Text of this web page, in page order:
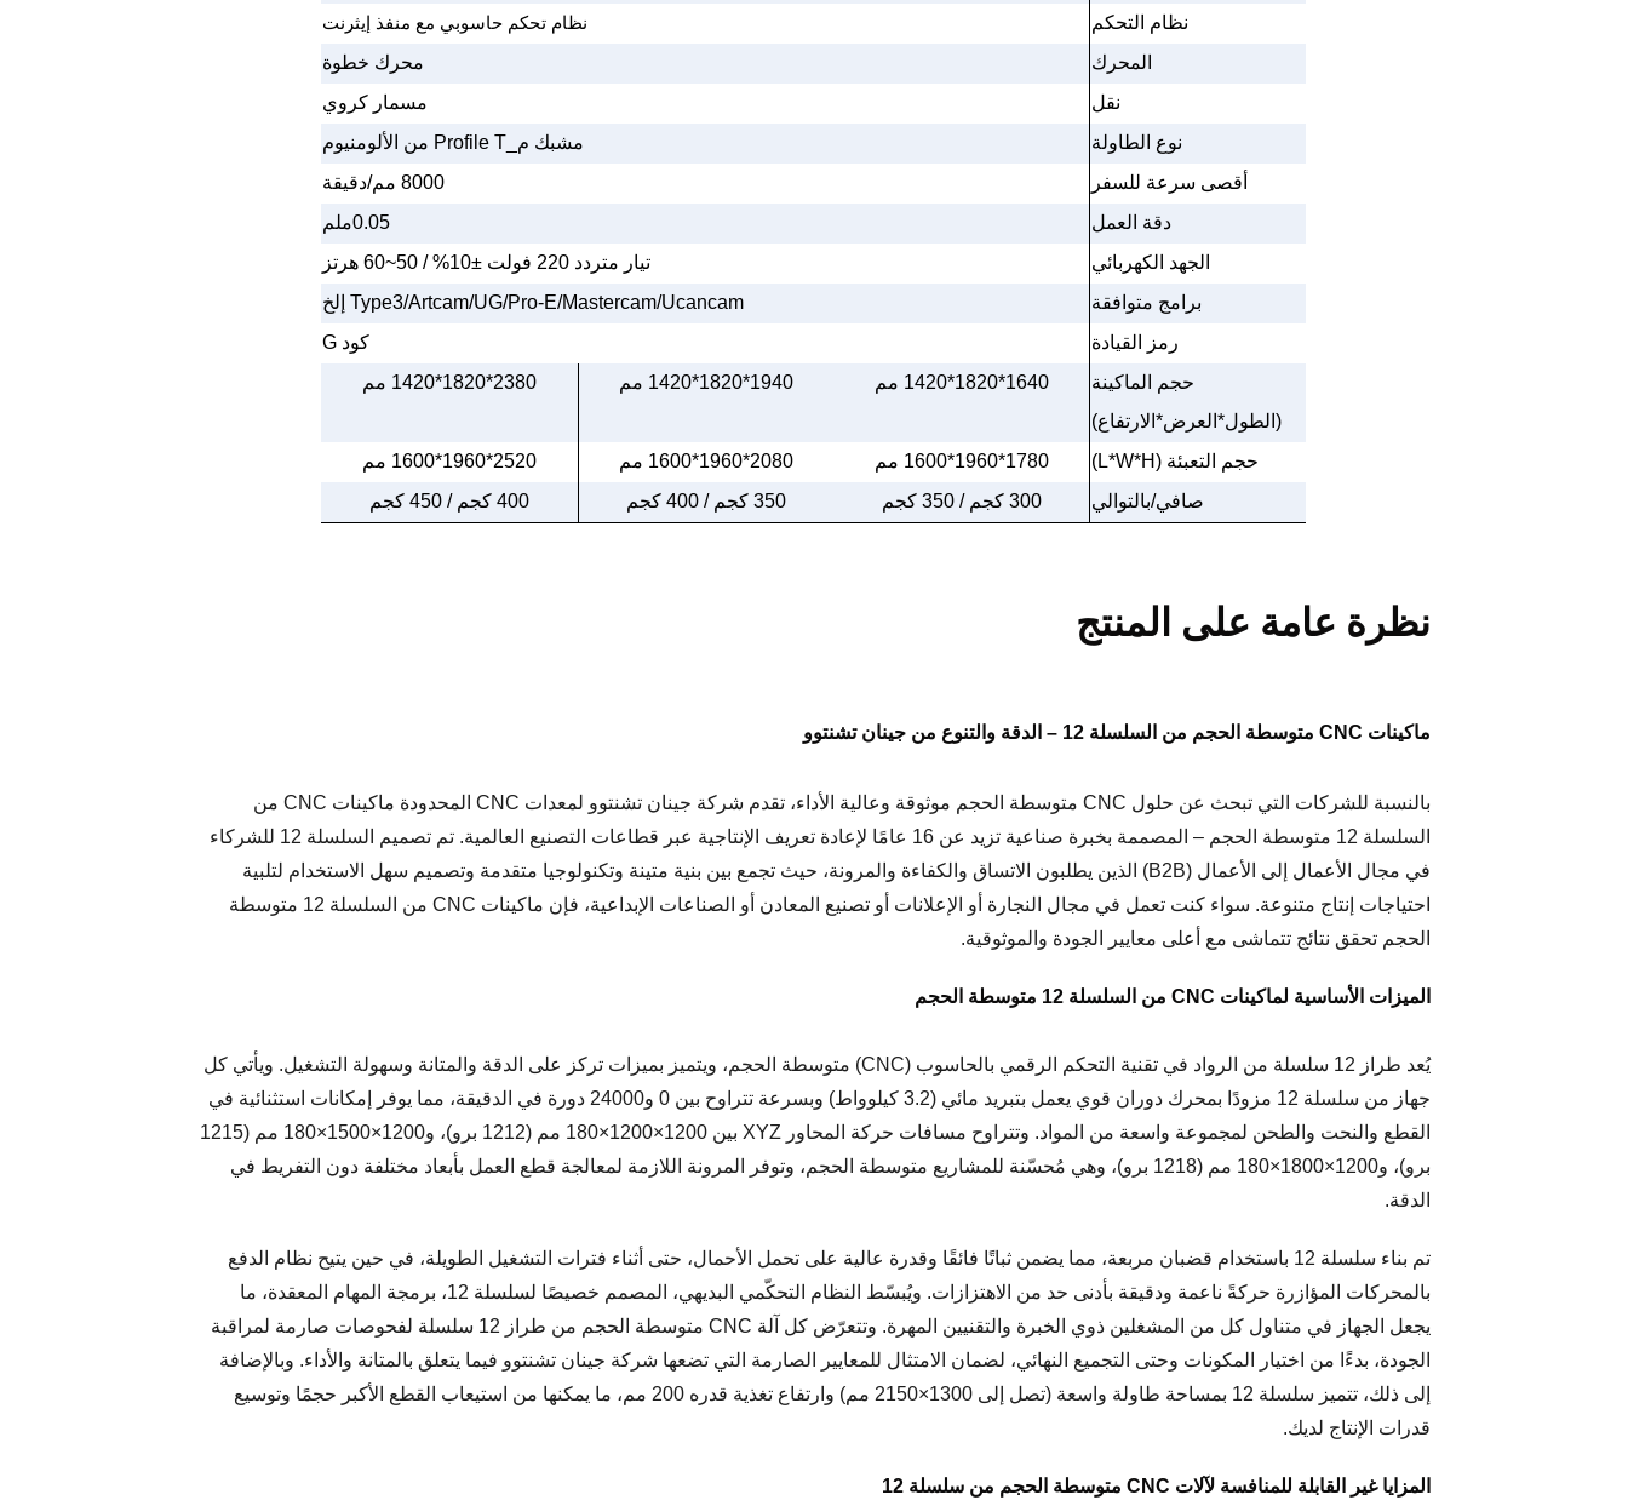
نظام التحكم
نظام تحكم حاسوبي مع منفذ إيثرنت
المحرك
محرك خطوة
نقل
مسمار كروي
نوع الطاولة
مشبك م_Profile T من الألومنيوم
أقصى سرعة للسفر
8000 مم/دقيقة
دقة العمل
0.05ملم
الجهد الكهربائي
تيار متردد 220 فولت ±10% / 50~60 هرتز
برامج متوافقة
Type3/Artcam/UG/Pro-E/Mastercam/Ucancam إلخ
رمز القيادة
كود G
حجم الماكينة
(الطول*العرض*الارتفاع)
1640*1820*1420 مم 1940*1820*1420 مم 2380*1820*1420 مم
حجم التعبئة (L*W*H) 1780*1960*1600 مم 2080*1960*1600 مم
2520*1960*1600 مم
صافي/بالتوالي
300 كجم / 350 كجم 350 كجم / 400 كجم 400 كجم / 450 كجم
نظرة عامة على المنتج
ماكينات CNC متوسطة الحجم من السلسلة 12 – الدقة والتنوع من جينان تشنتوو
بالنسبة للشركات التي تبحث عن حلول CNC متوسطة الحجم موثوقة وعالية الأداء، تقدم شركة جينان تشنتوو لمعدات CNC المحدودة ماكينات CNC من
السلسلة 12 متوسطة الحجم – المصممة بخبرة صناعية تزيد عن 16 عامًا لإعادة تعريف الإنتاجية عبر قطاعات التصنيع العالمية. تم تصميم السلسلة 12 للشركاء
في مجال الأعمال إلى الأعمال (B2B) الذين يطلبون الاتساق والكفاءة والمرونة، حيث تجمع بين بنية متينة وتكنولوجيا متقدمة وتصميم سهل الاستخدام لتلبية
احتياجات إنتاج متنوعة. سواء كنت تعمل في مجال النجارة أو الإعلانات أو تصنيع المعادن أو الصناعات الإبداعية، فإن ماكينات CNC من السلسلة 12 متوسطة
الحجم تحقق نتائج تتماشى مع أعلى معايير الجودة والموثوقية.
الميزات الأساسية لماكينات CNC من السلسلة 12 متوسطة الحجم
يُعد طراز 12 سلسلة من الرواد في تقنية التحكم الرقمي بالحاسوب (CNC) متوسطة الحجم، ويتميز بميزات تركز على الدقة والمتانة وسهولة التشغيل. ويأتي كل
جهاز من سلسلة 12 مزودًا بمحرك دوران قوي يعمل بتبريد مائي (3.2 كيلوواط) وبسرعة تتراوح بين 0 و24000 دورة في الدقيقة، مما يوفر إمكانات استثنائية في
القطع والنحت والطحن لمجموعة واسعة من المواد. وتتراوح مسافات حركة المحاور XYZ بين 1200×1200×180 مم (1212 برو)، و1200×1500×180 مم (1215
برو)، و1200×1800×180 مم (1218 برو)، وهي مُحسّنة للمشاريع متوسطة الحجم، وتوفر المرونة اللازمة لمعالجة قطع العمل بأبعاد مختلفة دون التفريط في
الدقة.
تم بناء سلسلة 12 باستخدام قضبان مربعة، مما يضمن ثباتًا فائقًا وقدرة عالية على تحمل الأحمال، حتى أثناء فترات التشغيل الطويلة، في حين يتيح نظام الدفع
بالمحركات المؤازرة حركةً ناعمة ودقيقة بأدنى حد من الاهتزازات. ويُبسّط النظام التحكّمي البديهي، المصمم خصيصًا لسلسلة 12، برمجة المهام المعقدة، ما
يجعل الجهاز في متناول كل من المشغلين ذوي الخبرة والتقنيين المهرة. وتتعرّض كل آلة CNC متوسطة الحجم من طراز 12 سلسلة لفحوصات صارمة لمراقبة
الجودة، بدءًا من اختيار المكونات وحتى التجميع النهائي، لضمان الامتثال للمعايير الصارمة التي تضعها شركة جينان تشنتوو فيما يتعلق بالمتانة والأداء. وبالإضافة
إلى ذلك، تتميز سلسلة 12 بمساحة طاولة واسعة (تصل إلى 1300×2150 مم) وارتفاع تغذية قدره 200 مم، ما يمكنها من استيعاب القطع الأكبر حجمًا وتوسيع
قدرات الإنتاج لديك.
المزايا غير القابلة للمنافسة لآلات CNC متوسطة الحجم من سلسلة 12